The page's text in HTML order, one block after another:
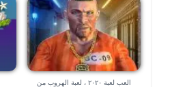
العب لعبة ٢٠٢٠ ، لعبة الهروب من